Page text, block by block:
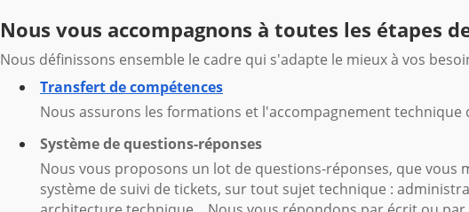
Nous vous accompagnons à toutes les étapes
Nous définissons ensemble le cadre qui s'adapte le mieux à vos
Transfert de compétences
Nous assurons les formations et l'accompagnement technique
Système de questions-réponses
Nous vous proposons un lot de questions-réponses, que vous
système de suivi de tickets, sur tout sujet technique :